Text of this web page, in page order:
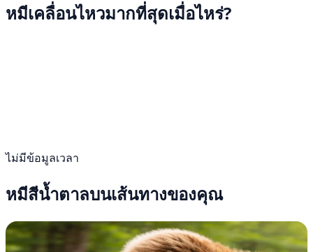
หมีเคลื่อนไหวมากที่สุดเมื่อไหร่?
ไม่มีข้อมูลเวลา
หมีสีน้ำตาลบนเส้นทางของคุณ